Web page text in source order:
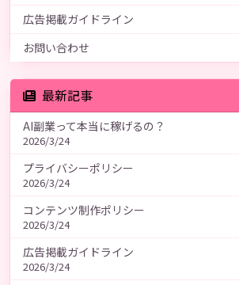
広告掲載ガイドライン
お問い合わせ
最新記事
AI副業って本当に稼げるの？
2026/3/24
プライバシーポリシー
2026/3/24
コンテンツ制作ポリシー
2026/3/24
広告掲載ガイドライン
2026/3/24